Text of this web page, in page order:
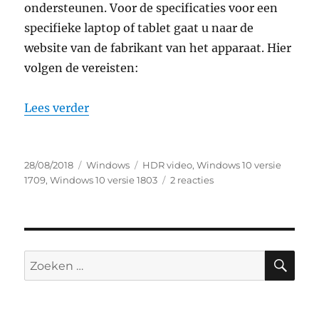
ondersteunen. Voor de specificaties voor een
specifieke laptop of tablet gaat u naar de
website van de fabrikant van het apparaat. Hier
volgen de vereisten:
Lees verder“beeldschermvereisten voor hdr-video
Geplaatst
op
28/08/2018 Categorieën
Windows Tags
HDR video,Windows 10 versie
1709,Windows 10 versie 1803 2 reactiesop
in
10
Zoeken
naar: